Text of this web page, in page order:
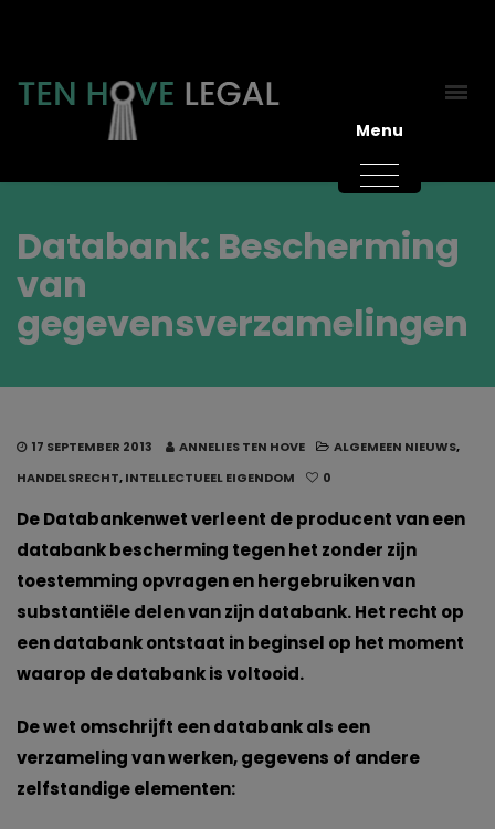
Databank: Bescherming
van
gegevensverzamelingen
17 SEPTEMBER 2013 ANNELIES TEN HOVE ALGEMEEN NIEUWS,
HANDELSRECHT,INTELLECTUEEL EIGENDOM 0
De Databankenwet verleent de producent van een
databank bescherming tegen het zonder zijn
toestemming opvragen en hergebruiken van
substantiële delen van zijn databank. Het recht op
een databank ontstaat in beginsel op het moment
waarop de databank is voltooid.
De wet omschrijft een databank als een
verzameling van werken, gegevens of andere
zelfstandige elementen:
Menu